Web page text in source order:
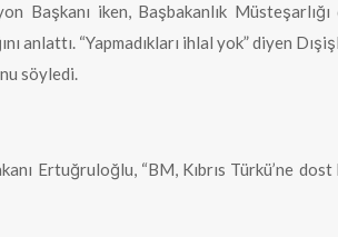
Başkanı iken, Başbakanlık
anlattı. “Yapmadıkları ihlal yok” diyen
söyledi.
Ertuğruloğlu, “BM, Kıbrıs Türkü’ne